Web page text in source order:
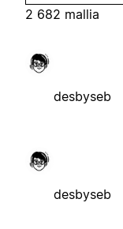
2 682 mallia
desbyseb
desbyseb